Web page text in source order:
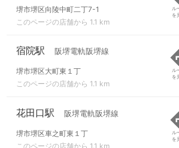
堺市堺区向陵中町二丁7-1
このページの店舗から 1.1 km
ル
を
宿院駅 阪堺電軌阪堺線
堺市堺区大町東１丁
このページの店舗から 1.1 km
ル
を
花田口駅 阪堺電軌阪堺線
堺市堺区車之町東１丁
このページの店舗から 1.1 km
ル
を